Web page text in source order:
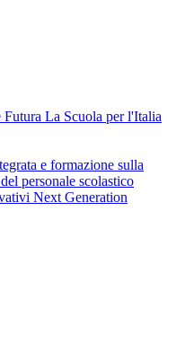
La Scuola per l'Italia
e formazione sulla
personale scolastico
Next Generation